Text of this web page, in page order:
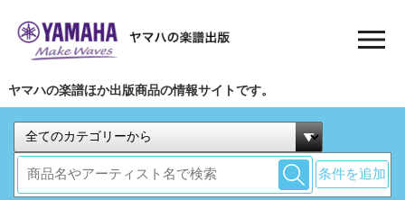
ヤマハの楽譜ほか出版商品の情報サイトです。
条件を追加